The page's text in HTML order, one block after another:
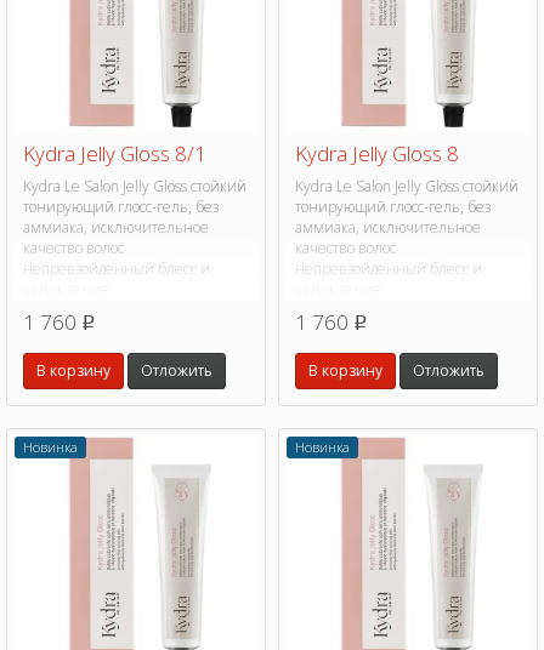
Kydra Jelly Gloss 8/1
Kydra Le Salon Jelly Gloss стойкий
тонирующий глосс-гель, без
аммиака, исключительное
качество волос
непревзойденный блеск и
1 760 p
В корзину Отложить
Kydra Jelly Gloss 8
Kydra Le Salon Jelly Gloss стойкий
тонирующий глосс-гель, без
аммиака, исключительное
качество волос
непревзойденный блеск и
1 760 p
В корзину Отложить
Новинка Новинка